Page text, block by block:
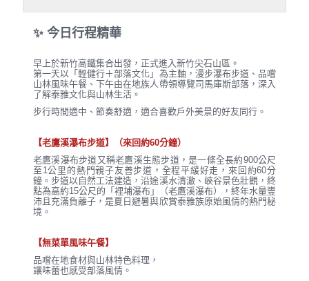
✨ 今日行程精華
早上於新竹高鐵集合出發，正式進入新竹尖石山區。
第一天以「輕健行＋部落文化」為主軸，漫步瀑布步道、品嚐
山林風味午餐、下午由在地族人帶領導覽司馬庫斯部落，深入
了解泰雅文化與山林生活。
步行時間適中、節奏舒適，適合喜歡戶外美景的好友同行。
【老鷹溪瀑布步道】（來回約60分鐘）
老鷹溪瀑布步道又稱老鷹溪生態步道，是一條全長約900公尺
至1公里的熱門親子友善步道，全程平緩好走，來回約60分
鐘。步道以自然工法建造，沿途溪水清澈、峽谷景色壯觀，終
點為高約15公尺的「裡埔瀑布」（老鷹溪瀑布），終年水量豐
沛且充滿負離子，是夏日避暑與欣賞泰雅族原始風情的熱門秘
境。
【無菜單風味午餐】
品嚐在地食材與山林特色料理，
讓味蕾也感受部落風情。